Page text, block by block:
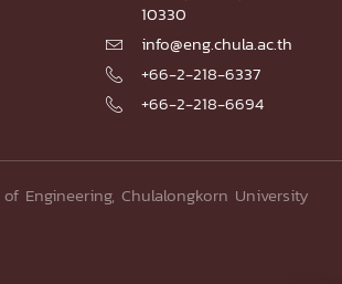
10330
 info@eng.chula.ac.th
 +66-2-218-6337
 +66-2-218-6694
Engineering, Chulalongkorn University